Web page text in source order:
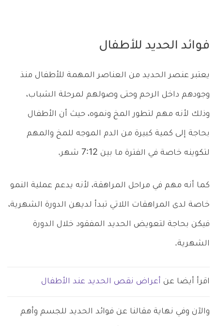
فوائد الحديد للأطفال
يعتبر عنصر الحديد من العناصر المهمة للأطفال منذ
وجودهم داخل الرحم وحتى وصولهم لمرحلة الشباب،
وذلك لأنه مهم لتطور المخ ونموه، حيث أن الأطفال
بحاجة إلى كمية كبيرة من الدم الموجه للمخ والمهم
لتكوينه خاصة في الفترة ما بين 7:12 شهر.
كما أنه مهم في مراحل المراهقة، لأنه يدعم عملية النمو
خاصة لدى المراهقات اللاتي تبدأ لديهن الدورة الشهرية،
فيكن بحاجة لتعويض الحديد المفقود خلال الدورة
الشهرية.
اقرأ أيضا عن أعراض نقص الحديد عند الأطفال
والآن وفي نهاية مقالنا عن فوائد الحديد للجسم وأهم